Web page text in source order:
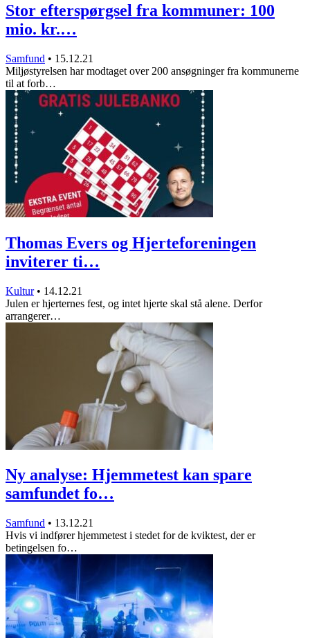
Stor efterspørgsel fra kommuner: 100
mio. kr.…
Samfund • 15.12.21
Miljøstyrelsen har modtaget over 200 ansøgninger fra kommunerne
til at forb…
Thomas Evers og Hjerteforeningen
inviterer ti…
Kultur • 14.12.21
Julen er hjerternes fest, og intet hjerte skal stå alene. Derfor
arrangerer…
Ny analyse: Hjemmetest kan spare
samfundet fo…
Samfund • 13.12.21
Hvis vi indfører hjemmetest i stedet for de kviktest, der er
betingelsen fo…